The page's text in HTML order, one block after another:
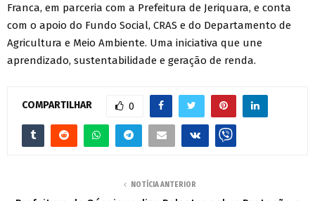
Franca, em parceria com a Prefeitura de Jeriquara, e conta
com o apoio do Fundo Social, CRAS e do Departamento de
Agricultura e Meio Ambiente. Uma iniciativa que une
aprendizado, sustentabilidade e geração de renda.
COMPARTILHAR 0
NOTÍCIA ANTERIOR